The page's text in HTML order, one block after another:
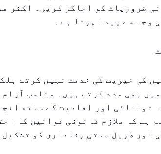
ضروریات کو اجاگر کریں۔ اکثر
وجہ سے پیدا ہوتا ہے۔
کی خیریت کی خدمت نہیں کرتے
بھی مدد کرتے ہیں۔ مناسب آرام
توانائی اور افادیت کے ساتھ
ہے کہ ملازم قانونی قوانین کا
اور طویل مدتی وفاداری کو تشکیل